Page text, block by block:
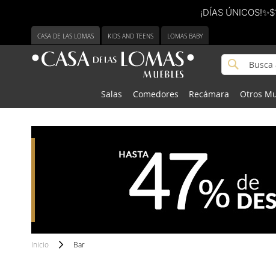
¡DÍAS
Ir
contenido
CASA DE LAS LOMAS KIDS AND TEENS LOMAS BABY
Buscar
Salas Comedores Recámara Otros
Inicio Bar